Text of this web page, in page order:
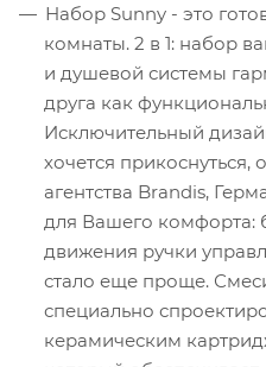
Набор Sunny - это
комнаты. 2 в 1: набор
и душевой системы
друга как
Исключительный
хочется прикоснуться,
агентства Brandis,
для Вашего комфорта:
движения ручки
стало еще проще.
специально
керамическим